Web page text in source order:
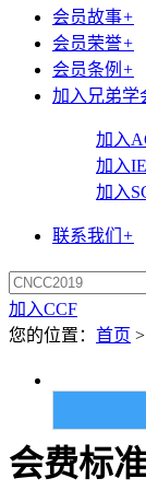
会员故事+
会员荣誉+
会员条例 +
加入兄弟学
加入
加入
加入
联系我们 +
加入CCF
您的位置： 首页 >
会费标